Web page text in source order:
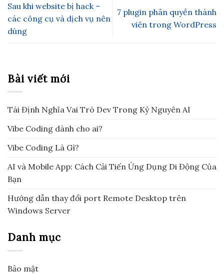
Sau khi website bị hack –
các công cụ và dịch vụ nên
dùng
7 plugin phân quyền thành
viên trong WordPress
Bài viết mới
Tái Định Nghĩa Vai Trò Dev Trong Kỷ Nguyên AI
Vibe Coding dành cho ai?
Vibe Coding Là Gì?
AI và Mobile App: Cách Cải Tiến Ứng Dụng Di Động Của
Bạn
Hướng dẫn thay đổi port Remote Desktop trên
Windows Server
Danh mục
Bảo mật